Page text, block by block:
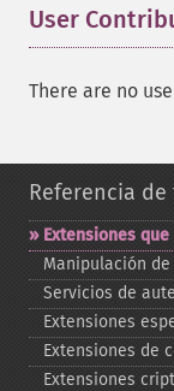
User
There are no
Referencia
Extensiones
Manipulación
Servicios de
Extensiones
Extensiones de
Extensiones